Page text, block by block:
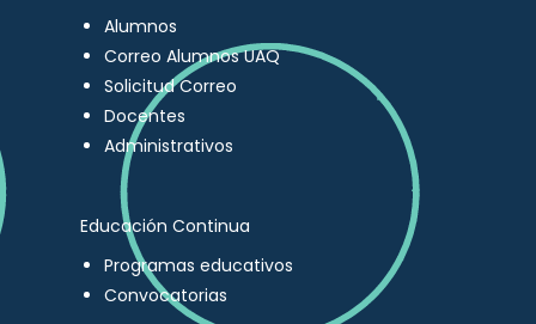
Alumnos
Correo Alumnos UAQ
Solicitud Correo
Docentes
Administrativos
Educación Continua
Programas educativos
Convocatorias